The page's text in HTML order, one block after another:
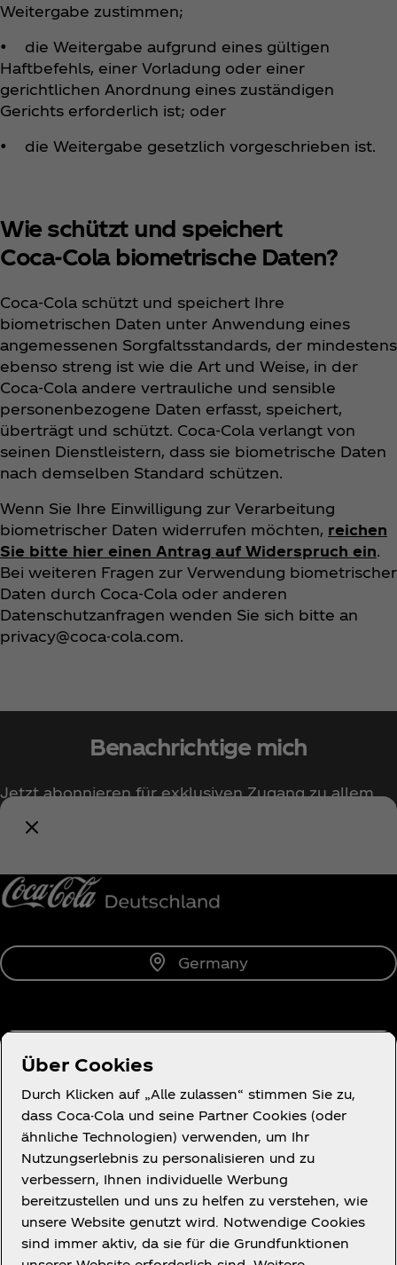
Weitergabe zustimmen;
• die Weitergabe aufgrund eines gültigen
Haftbefehls, einer Vorladung oder einer
gerichtlichen Anordnung eines zuständigen
Gerichts erforderlich ist; oder
• die Weitergabe gesetzlich vorgeschrieben ist.
Wie schützt und speichert
Coca‑Cola biometrische Daten?
Coca‑Cola schützt und speichert Ihre
biometrischen Daten unter Anwendung eines
angemessenen Sorgfaltsstandards, der mindestens
ebenso streng ist wie die Art und Weise, in der
Coca‑Cola andere vertrauliche und sensible
personenbezogene Daten erfasst, speichert,
überträgt und schützt. Coca‑Cola verlangt von
seinen Dienstleistern, dass sie biometrische Daten
nach demselben Standard schützen.
Wenn Sie Ihre Einwilligung zur Verarbeitung
biometrischer Daten widerrufen möchten, reichen
Sie bitte hier einen Antrag auf Widerspruch ein.
Bei weiteren Fragen zur Verwendung biometrischer
Daten durch Coca‑Cola oder anderen
Datenschutzanfragen wenden Sie sich bitte an
privacy@coca-cola.com.
Benachrichtige mich
Jetzt abonnieren für exklusiven Zugang zu allem
Germany
Über uns
Du brauchst Hilfe?
Über Cookies
Durch Klicken auf „Alle zulassen“ stimmen Sie zu,
dass Coca-Cola und seine Partner Cookies (oder
ähnliche Technologien) verwenden, um Ihr
Nutzungserlebnis zu personalisieren und zu
verbessern, Ihnen individuelle Werbung
bereitzustellen und uns zu helfen zu verstehen, wie
unsere Website genutzt wird. Notwendige Cookies
sind immer aktiv, da sie für die Grundfunktionen